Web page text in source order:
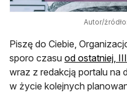
Autor/
Piszę do Ciebie,
sporo czasu od ostatniej,
wraz z redakcją portalu na
w życie kolejnych